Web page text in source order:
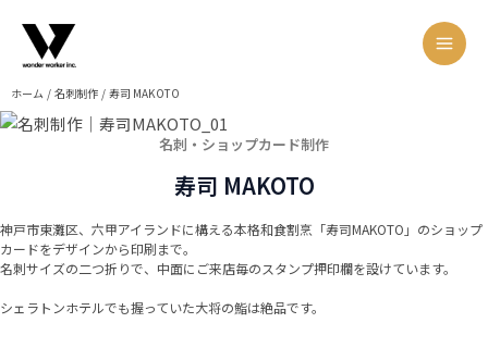
ス
キ
Main
ホーム 名刺制作 寿司 MAKOTO
名刺・ショップカード制作
寿司 MAKOTO
神戸市東灘区、六甲アイランドに構える本格和食割烹「寿司MAKOTO」のショップ
カードをデザインから印刷まで。
名刺サイズの二つ折りで、中面にご来店毎のスタンプ押印欄を設けています。
シェラトンホテルでも握っていた大将の鮨は絶品です。
ニ
ュ
ー